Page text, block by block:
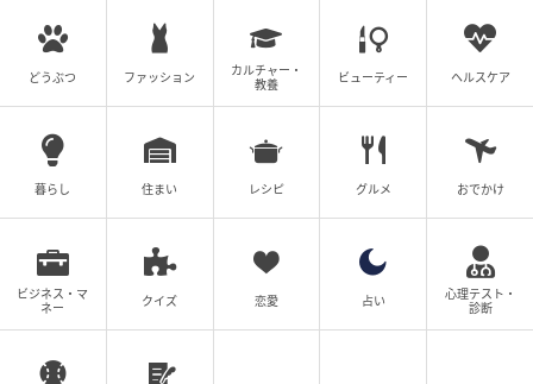
為を繰り返しているのかもしれません。
［執筆者］
どうぶつ ファッション
カルチャー・
教養
ビューティー ヘルスケア
暮らし 住まい レシピ グルメ おでかけ
ビジネス・マ
ネー
クイズ 恋愛 占い
心理テスト・
診断